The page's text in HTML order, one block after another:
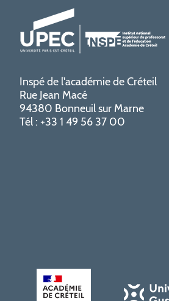
Inspé de l'académie de Créteil
Rue Jean Macé
94380 Bonneuil sur Marne
Tél : +33 1 49 56 37 00